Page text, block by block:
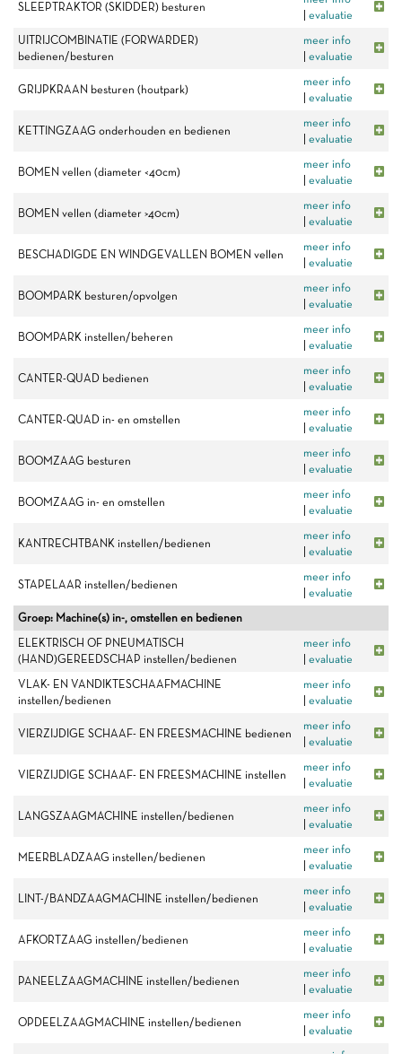
SLEEPTRAKTOR (SKIDDER) besturen
evaluatie
UITRIJCOMBINATIE (FORWARDER)
bedienen/besturen
meer info
evaluatie
GRIJPKRAAN besturen (houtpark)
meer info
evaluatie
KETTINGZAAG onderhouden en bedienen
meer info
evaluatie
BOMEN vellen (diameter <40cm)
meer info
evaluatie
BOMEN vellen (diameter >40cm)
meer info
evaluatie
BESCHADIGDE EN WINDGEVALLEN BOMEN vellen
meer info
evaluatie
BOOMPARK besturen/opvolgen
meer info
evaluatie
BOOMPARK instellen/beheren
meer info
evaluatie
CANTER-QUAD bedienen
meer info
evaluatie
CANTER-QUAD in- en omstellen
meer info
evaluatie
BOOMZAAG besturen
meer info
evaluatie
BOOMZAAG in- en omstellen
meer info
evaluatie
KANTRECHTBANK instellen/bedienen
meer info
evaluatie
STAPELAAR instellen/bedienen
meer info
evaluatie
Groep: Machine(s) in-, omstellen en bedienen
ELEKTRISCH OF PNEUMATISCH
(HAND)GEREEDSCHAP instellen/bedienen
meer info
evaluatie
VLAK- EN VANDIKTESCHAAFMACHINE
instellen/bedienen
meer info
evaluatie
VIERZIJDIGE SCHAAF- EN FREESMACHINE bedienen
meer info
evaluatie
VIERZIJDIGE SCHAAF- EN FREESMACHINE instellen
meer info
evaluatie
LANGSZAAGMACHINE instellen/bedienen
meer info
evaluatie
MEERBLADZAAG instellen/bedienen
meer info
evaluatie
LINT-/BANDZAAGMACHINE instellen/bedienen
meer info
evaluatie
AFKORTZAAG instellen/bedienen
meer info
evaluatie
PANEELZAAGMACHINE instellen/bedienen
meer info
evaluatie
OPDEELZAAGMACHINE instellen/bedienen
meer info
evaluatie